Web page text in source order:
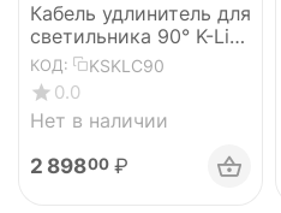
Кабель удлинитель для
светильника 90° K-Link
USB Cable - 10 feet
КОД: KSKLC90
0.0
Нет в наличии
2 89800 ₽